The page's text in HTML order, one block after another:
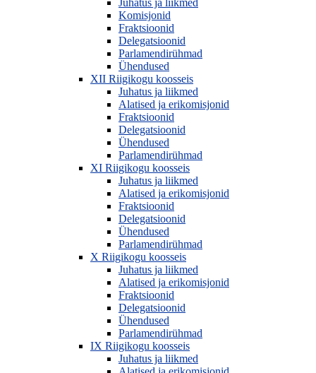
Komisjonid
Fraktsioonid
Delegatsioonid
Parlamendirühmad
Ühendused
XII Riigikogu koosseis
Juhatus ja liikmed
Alatised ja erikomisjonid
Fraktsioonid
Delegatsioonid
Ühendused
Parlamendirühmad
XI Riigikogu koosseis
Juhatus ja liikmed
Alatised ja erikomisjonid
Fraktsioonid
Delegatsioonid
Ühendused
Parlamendirühmad
X Riigikogu koosseis
Juhatus ja liikmed
Alatised ja erikomisjonid
Fraktsioonid
Delegatsioonid
Ühendused
Parlamendirühmad
IX Riigikogu koosseis
Juhatus ja liikmed